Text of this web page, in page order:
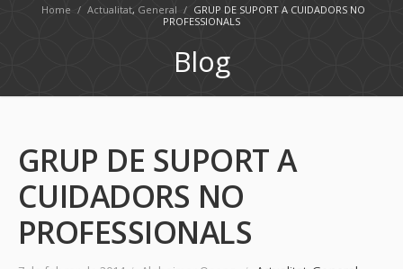
Home / Actualitat, General / GRUP DE SUPORT A CUIDADORS NO
PROFESSIONALS
Blog
GRUP DE SUPORT A
CUIDADORS NO
PROFESSIONALS